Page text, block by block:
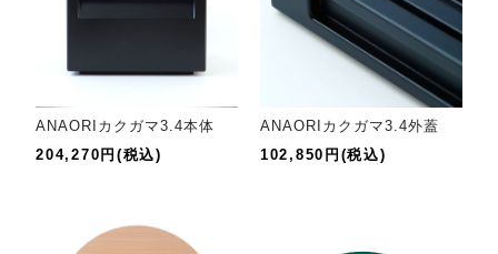
ANAORIカクガマ3.4本体
204,270円(税込)
ANAORIカクガマ3.4外蓋
102,850円(税込)